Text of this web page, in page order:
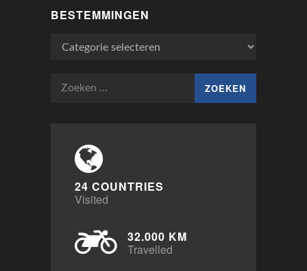
BESTEMMINGEN
Bestemmingen
Zoeken
24 COUNTRIES
Visited
32.000 KM
Travelled